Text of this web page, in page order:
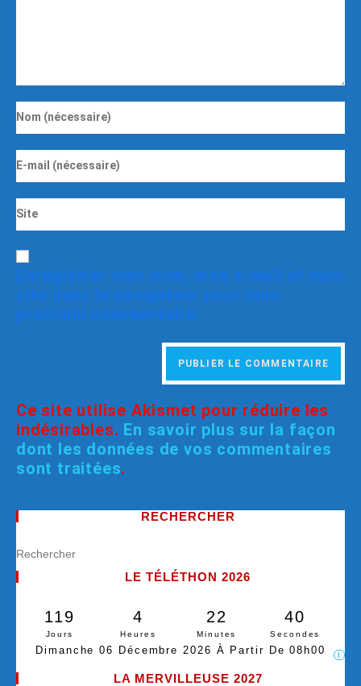
Enregistrer mon nom, mon e-mail et mon
site dans le navigateur pour mon
prochain commentaire.
Ce site utilise Akismet pour réduire les
indésirables. En savoir plus sur la façon
dont les données de vos commentaires
sont traitées.
RECHERCHER
LE TÉLÉTHON 2026
119
Jours
4
Heures
22
Minutes
40
Secondes
Dimanche 06 Décembre 2026 À Partir De 08h00
LA MERVILLEUSE 2027